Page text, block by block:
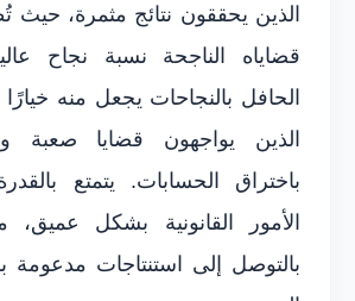
الذين يحققون نتائج مثمرة، حيث
قضاياه الناجحة نسبة نجاح
الحافل بالنجاحات يجعل منه خيارًا
الذين يواجهون قضايا صعبة
باختراق الحسابات. يتمتع
الأمور القانونية بشكل
بالتوصل إلى استنتاجات مدعومة